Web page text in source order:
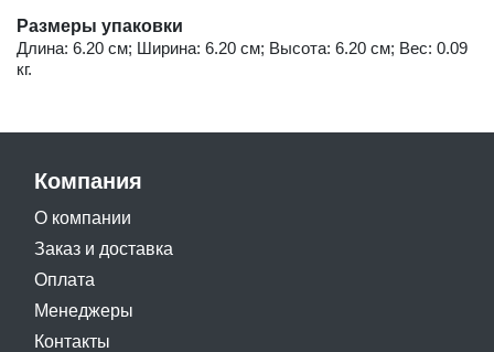
Размеры упаковки
Длина: 6.20 см; Ширина: 6.20 см; Высота: 6.20 см; Вес: 0.09
кг.
Компания
О компании
Заказ и доставка
Оплата
Менеджеры
Контакты